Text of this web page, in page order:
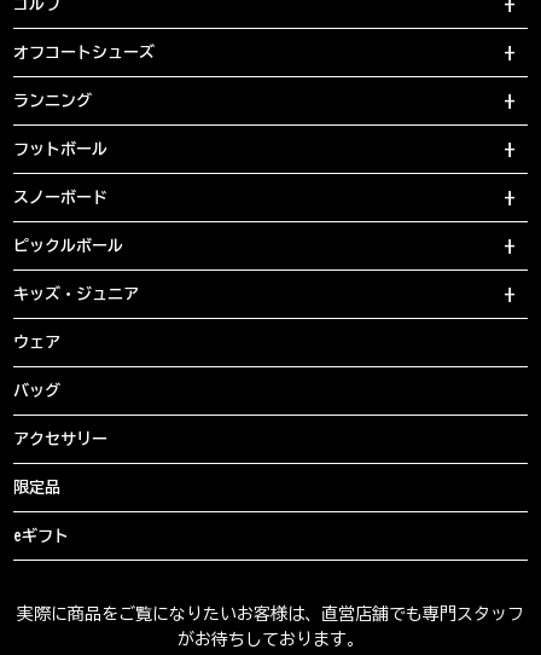
ゴルフ
オフコートシューズ
ランニング
フットボール
スノーボード
ピックルボール
キッズ・ジュニア
ウェア
バッグ
アクセサリー
限定品
eギフト
実際に商品をご覧になりたいお客様は、直営店舗でも専門スタッフ
がお待ちしております。